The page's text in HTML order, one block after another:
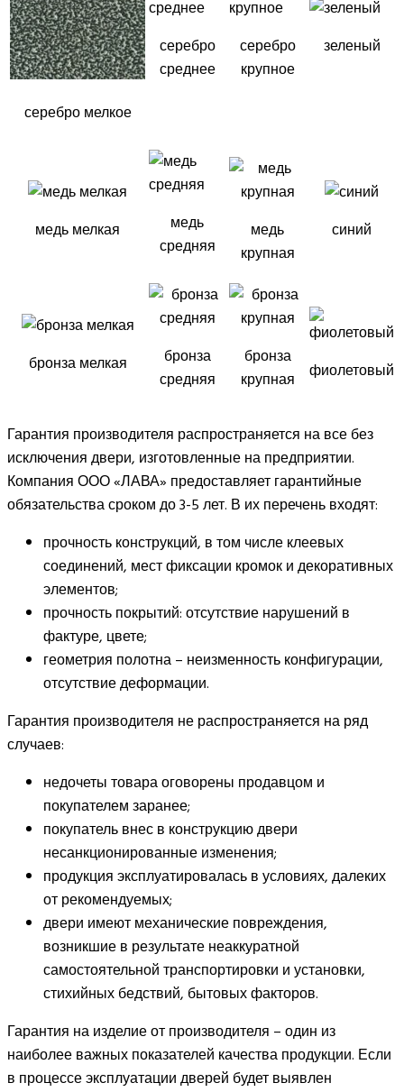
серебро мелкое
серебро
среднее
серебро
крупное
зеленый
медь мелкая
медь
средняя
медь
крупная
синий
бронза мелкая
бронза
средняя
бронза
крупная
фиолетовый
Гарантия производителя распространяется на все без
исключения двери, изготовленные на предприятии.
Компания ООО «ЛАВА» предоставляет гарантийные
обязательства сроком до 3-5 лет. В их перечень входят:
прочность конструкций, в том числе клеевых
соединений, мест фиксации кромок и декоративных
элементов;
прочность покрытий: отсутствие нарушений в
фактуре, цвете;
геометрия полотна – неизменность конфигурации,
отсутствие деформации.
Гарантия производителя не распространяется на ряд
случаев:
недочеты товара оговорены продавцом и
покупателем заранее;
покупатель внес в конструкцию двери
несанкционированные изменения;
продукция эксплуатировалась в условиях, далеких
от рекомендуемых;
двери имеют механические повреждения,
возникшие в результате неаккуратной
самостоятельной транспортировки и установки,
стихийных бедствий, бытовых факторов.
Гарантия на изделие от производителя – один из
наиболее важных показателей качества продукции. Если
в процессе эксплуатации дверей будет выявлен